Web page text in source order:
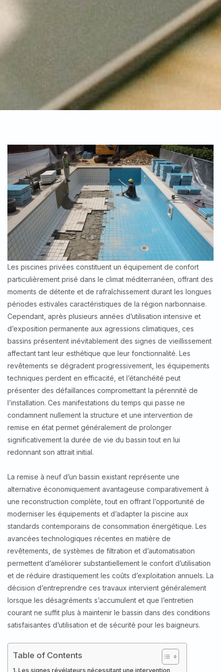
Les piscines privées constituent un équipement de confort
particulièrement prisé dans le climat méditerranéen, offrant des
moments de détente et de rafraîchissement durant les longues
périodes estivales caractéristiques de la région narbonnaise.
Cependant, après plusieurs années d’utilisation intensive et
d’exposition permanente aux agressions climatiques, ces
bassins présentent inévitablement des signes de vieillissement
affectant tant leur esthétique que leur fonctionnalité. Les
revêtements se dégradent progressivement, les équipements
techniques perdent en efficacité, et l’étanchéité peut
présenter des défaillances compromettant la pérennité de
l’installation. Ces manifestations du temps qui passe ne
condamnent nullement la structure et une intervention de
remise en état permet généralement de prolonger
significativement la durée de vie du bassin tout en lui
redonnant son attrait initial.
La remise à neuf d’un bassin existant représente une
alternative économiquement avantageuse comparativement à
une reconstruction complète, tout en offrant l’opportunité de
moderniser les équipements et d’adapter la piscine aux
standards contemporains de consommation énergétique. Les
avancées technologiques récentes en matière de
revêtements, de systèmes de filtration et d’automatisation
permettent d’améliorer substantiellement le confort d’utilisation
et de réduire drastiquement les coûts d’exploitation annuels. La
décision d’entreprendre ces travaux intervient généralement
lorsque les désagréments s’accumulent et que l’entretien
courant ne suffit plus à maintenir le bassin dans des conditions
satisfaisantes d’utilisation et de sécurité pour les baigneurs.
Table of Contents
Les signes révélateurs nécessitant une intervention